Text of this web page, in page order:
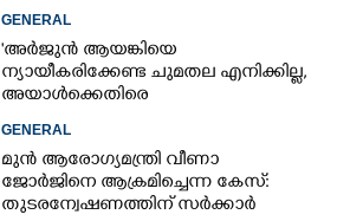
GENERAL
'അർജുൻ ആയങ്കിയെ
ന്യായീകരിക്കേണ്ട ചുമതല എനിക്കില്ല,
അയാൾക്കെതിരെ
GENERAL
മുൻ ആരോഗ്യമന്ത്രി വീണാ
ജോർജിനെ ആക്രമിച്ചെന്ന കേസ്:
തുടരന്വേഷണത്തിന് സർക്കാർ